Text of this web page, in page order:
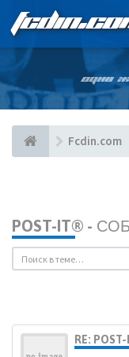
ОДНА
Fcdin.com
POST-IT® -
RE: